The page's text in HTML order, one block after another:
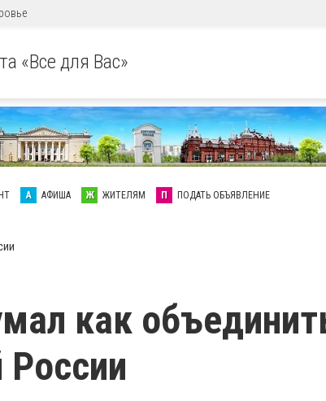
«Все для Вас»
А АФИША Ж ЖИТЕЛЯМ П ПОДАТЬ ОБЪЯВЛЕНИЕ
как
России